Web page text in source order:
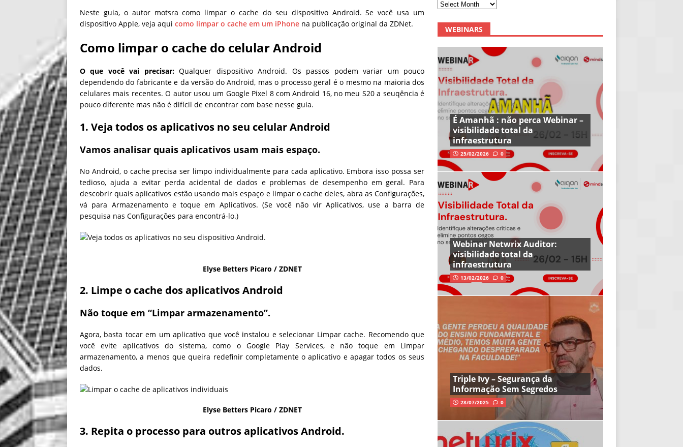
Neste guia, o autor motsra como limpar o cache do seu dispositivo Android. Se você usa um
dispositivo Apple, veja aqui como limpar o cache em um iPhone na publicação original da ZDNet.
Como limpar o cache do celular Android
O que você vai precisar:Qualquer dispositivo Android. Os passos podem variar um pouco
dependendo do fabricante e da versão do Android, mas o processo geral é o mesmo na maioria dos
celulares mais recentes. O autor usou um Google Pixel 8 com Android 16, no meu S20 a seuqência é
pouco diferente mas não é difícil de encontrar com base nesse guia.
1. Veja todos os aplicativos no seu celular Android
Vamos analisar quais aplicativos usam mais espaço.
No Android, o cache precisa ser limpo individualmente para cada aplicativo. Embora isso possa ser
tedioso, ajuda a evitar perda acidental de dados e problemas de desempenho em geral. Para
descobrir quais aplicativos estão usando mais espaço e limpar o cache deles, abra as Configurações,
vá para Armazenamento e toque em Aplicativos. (Se você não vir Aplicativos, use a barra de
pesquisa nas Configurações para encontrá-lo.)
Elyse Betters Picaro / ZDNET
2. Limpe o cache dos aplicativos Android
Não toque em “Limpar armazenamento”.
Agora, basta tocar em um aplicativo que você instalou e selecionar Limpar cache. Recomendo que
você evite aplicativos do sistema, como o Google Play Services, e não toque em Limpar
armazenamento, a menos que queira redefinir completamente o aplicativo e apagar todos os seus
dados.
Elyse Betters Picaro / ZDNET
3. Repita o processo para outros aplicativos Android.
WEBINARS
É Amanhã : não perca Webinar –
visibilidade total da
infraestrutura
25/02/2026 0
Webinar Netwrix Auditor:
visibilidade total da
infraestrutura
13/02/2026 0
Triple Ivy – Segurança da
Informação Sem Segredos
28/07/2025 0